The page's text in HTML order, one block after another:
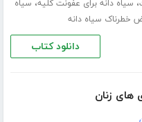
، سیاه دانه برای عفونت کلیه، سیاه
خطرناک سیاه دانه
دانلود کتاب
های زنان